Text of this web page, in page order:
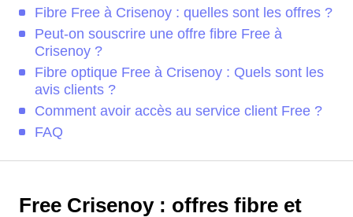
Fibre Free à Crisenoy : quelles sont les offres ?
Peut-on souscrire une offre fibre Free à
Crisenoy ?
Fibre optique Free à Crisenoy : Quels sont les
avis clients ?
Comment avoir accès au service client Free ?
FAQ
Free Crisenoy : offres fibre et